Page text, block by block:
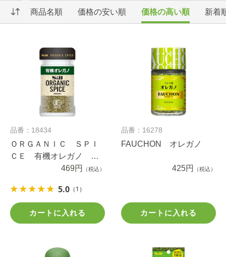
商品名順 価格の安い順 価格の高い順 新着
品番：18434
ＯＲＧＡＮＩＣ ＳＰＩ
ＣＥ 有機オレガノ ５.
469円 （税込）
5.0 （1）
カートに入れる
品番：16278
FAUCHON オレガノ
425円 （税込）
カートに入れる